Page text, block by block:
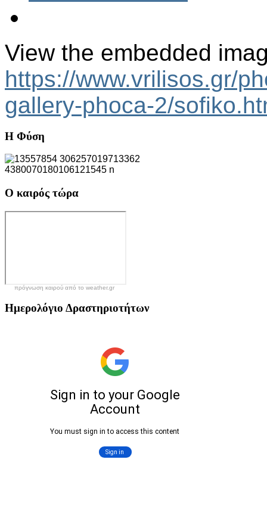
View the embedded
https://www.vrilisos.gr/
gallery-phoca-2/
Η Φύση
Ο καιρός τώρα
πρόγνωση καιρού από το weather.gr
Ημερολόγιο Δραστηριοτήτων